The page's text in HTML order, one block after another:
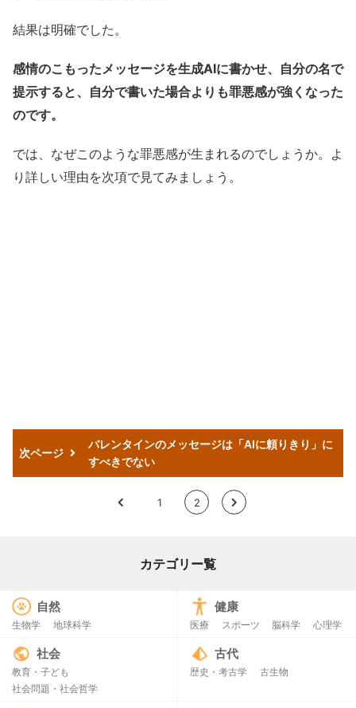
結果は明確でした。
感情のこもったメッセージを生成AIに書かせ、自分の名で
提示すると、自分で書いた場合よりも罪悪感が強くなった
のです。
では、なぜこのような罪悪感が生まれるのでしょうか。よ
り詳しい理由を次項で見てみましょう。
次ページ
バレンタインのメッセージは「AIに頼りきり」に
すべきでない
< 1 2 >
カテゴリー覧
自然
生物学 地球科学
健康
医療 スポーツ 脳科学 心理学
社会
教育・子ども
社会問題・社会哲学
古代
歴史・考古学 古生物